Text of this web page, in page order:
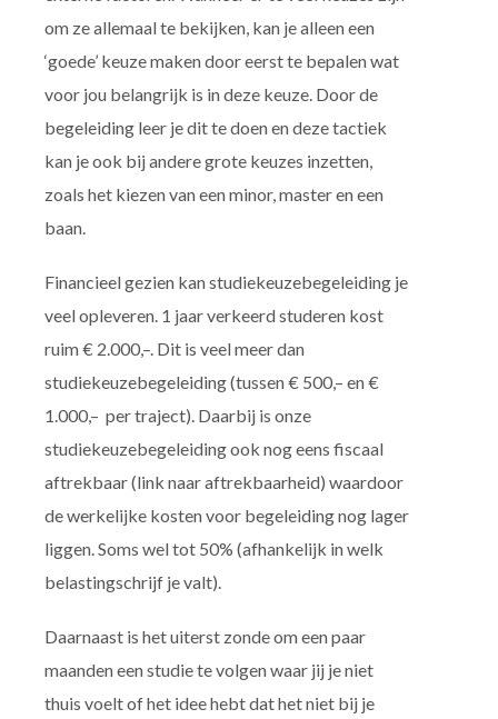
om ze allemaal te bekijken, kan je alleen een
‘goede’ keuze maken door eerst te bepalen wat
voor jou belangrijk is in deze keuze. Door de
begeleiding leer je dit te doen en deze tactiek
kan je ook bij andere grote keuzes inzetten,
zoals het kiezen van een minor, master en een
baan.
Financieel gezien kan studiekeuzebegeleiding je
veel opleveren. 1 jaar verkeerd studeren kost
ruim € 2.000,–. Dit is veel meer dan
studiekeuzebegeleiding (tussen € 500,– en €
1.000,– per traject). Daarbij is onze
studiekeuzebegeleiding ook nog eens fiscaal
aftrekbaar (link naar aftrekbaarheid) waardoor
de werkelijke kosten voor begeleiding nog lager
liggen. Soms wel tot 50% (afhankelijk in welk
belastingschrijf je valt).
Daarnaast is het uiterst zonde om een paar
maanden een studie te volgen waar jij je niet
thuis voelt of het idee hebt dat het niet bij je